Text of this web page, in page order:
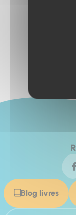
Blog livres